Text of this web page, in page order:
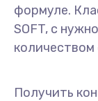
формуле.
SOFT, с
Получить